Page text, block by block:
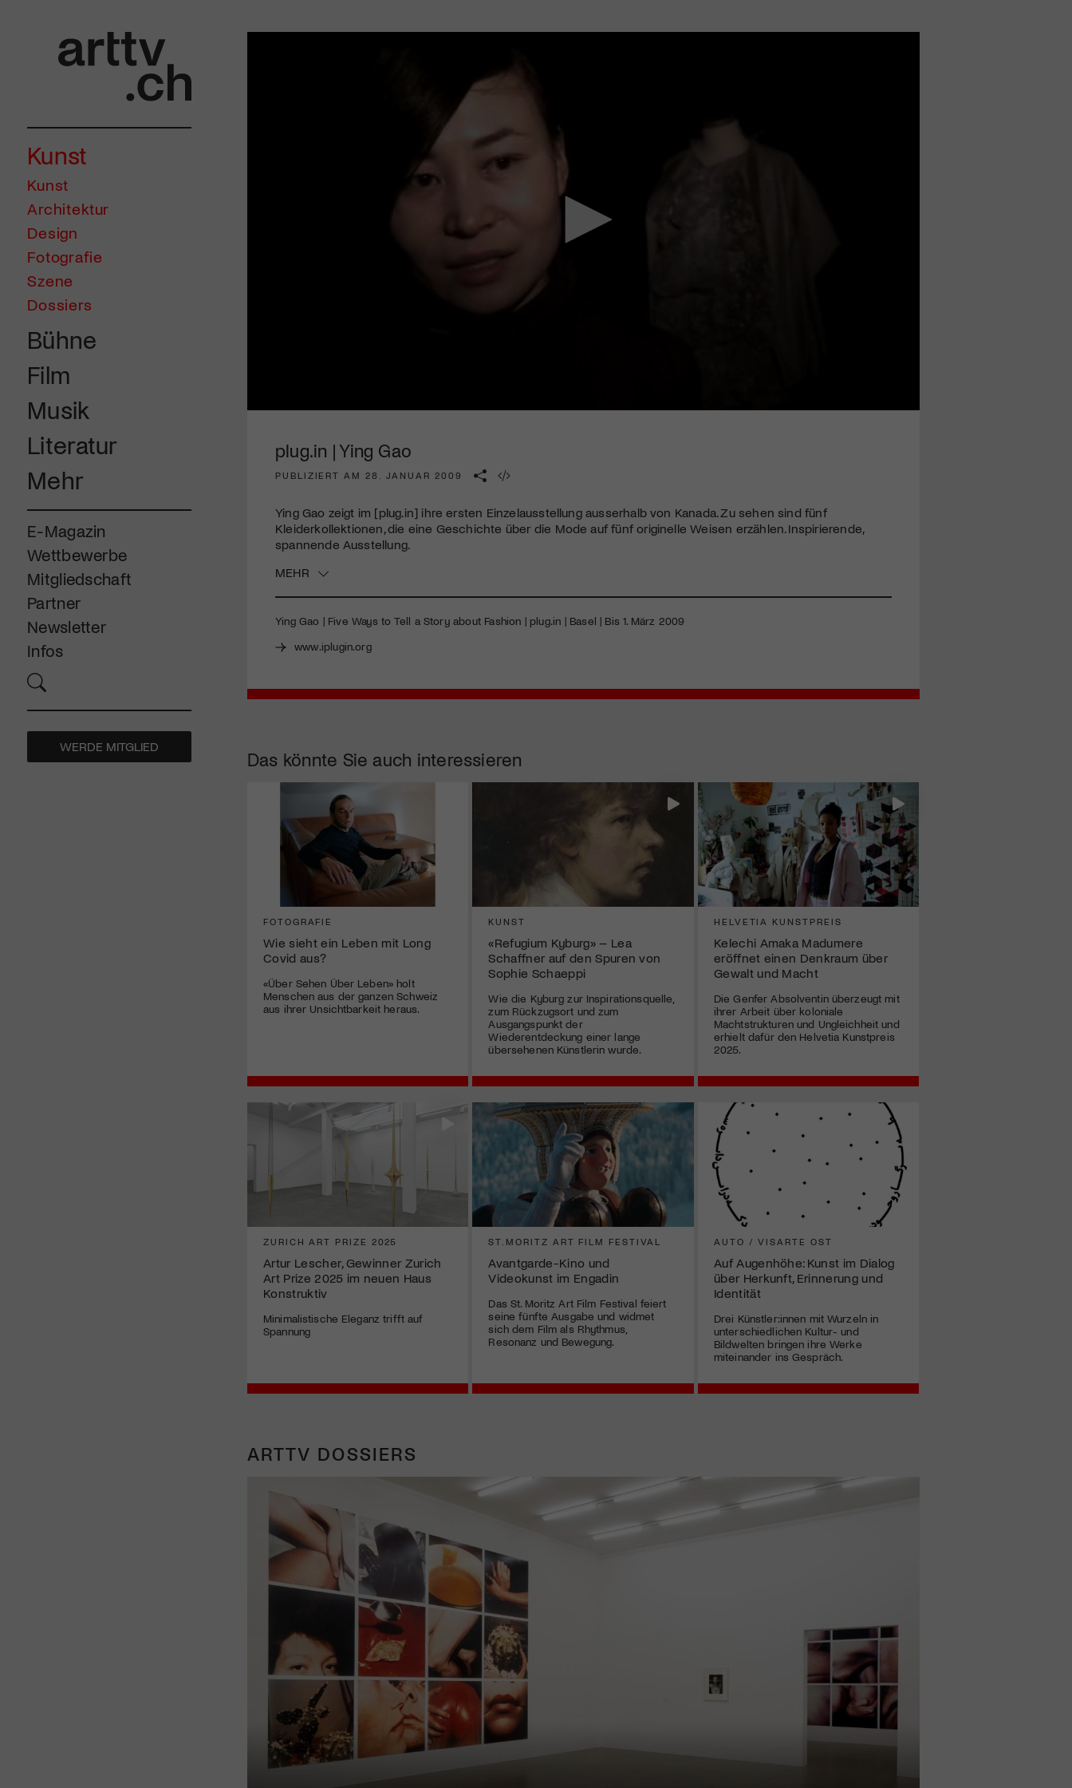
Kunst
Kunst
Architektur
Design
Fotografie
Szene
Dossiers
Bühne
Film
Musik
Literatur
Mehr
E-Magazin
Wettbewerbe
Mitgliedschaft
Partner
Newsletter
Infos
WERDE MITGLIED
plug.in | Ying Gao
PUBLIZIERT AM 28. JANUAR 2009
Ying Gao zeigt im [plug.in] ihre ersten Einzelausstellung ausserhalb von Kanada. Zu sehen sind fünf
Kleiderkollektionen, die eine Geschichte über die Mode auf fünf originelle Weisen erzählen. Inspirierende,
spannende Ausstellung.
MEHR
Ying Gao | Five Ways to Tell a Story about Fashion | plug.in | Basel | Bis 1. März 2009
www.iplugin.org
Das könnte Sie auch interessieren
FOTOGRAFIE
Wie sieht ein Leben mit Long
Covid aus?
«Über Sehen Über Leben» holt
Menschen aus der ganzen Schweiz
aus ihrer Unsichtbarkeit heraus.
KUNST
«Refugium Kyburg» – Lea
Schaffner auf den Spuren von
Sophie Schaeppi
Wie die Kyburg zur Inspirationsquelle,
zum Rückzugsort und zum
Ausgangspunkt der
Wiederentdeckung einer lange
übersehenen Künstlerin wurde.
HELVETIA KUNSTPREIS
Kelechi Amaka Madumere
eröffnet einen Denkraum über
Gewalt und Macht
Die Genfer Absolventin überzeugt mit
ihrer Arbeit über koloniale
Machtstrukturen und Ungleichheit und
erhielt dafür den Helvetia Kunstpreis
2025.
ZURICH ART PRIZE 2025
Artur Lescher, Gewinner Zurich
Art Prize 2025 im neuen Haus
Konstruktiv
Minimalistische Eleganz trifft auf
Spannung
ST.MORITZ ART FILM FESTIVAL
Avantgarde-Kino und
Videokunst im Engadin
Das St. Moritz Art Film Festival feiert
seine fünfte Ausgabe und widmet
sich dem Film als Rhythmus,
Resonanz und Bewegung.
AUTO / VISARTE OST
Auf Augenhöhe: Kunst im Dialog
über Herkunft, Erinnerung und
Identität
Drei Künstler:innen mit Wurzeln in
unterschiedlichen Kultur- und
Bildwelten bringen ihre Werke
miteinander ins Gespräch.
ARTTV DOSSIERS
diversen Kulturevents.
Jetzt Mitglied werden